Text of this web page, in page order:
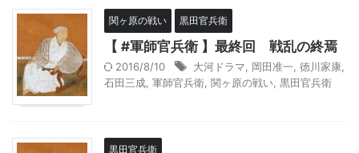
関ヶ原の戦い 黒田官兵衛
【 #軍師官兵衛 】最終回 戦乱の終焉
2016/8/10 大河ドラマ 岡田准一 徳川家康
石田三成 軍師官兵衛 関ヶ原の戦い 黒田官兵衛
黒田官兵衛